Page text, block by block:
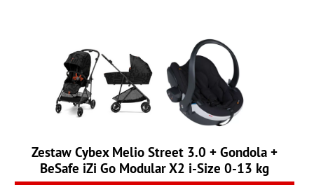
Zestaw Cybex Melio Street 3.0 + Gondola +
BeSafe iZi Go Modular X2 i-Size 0-13 kg